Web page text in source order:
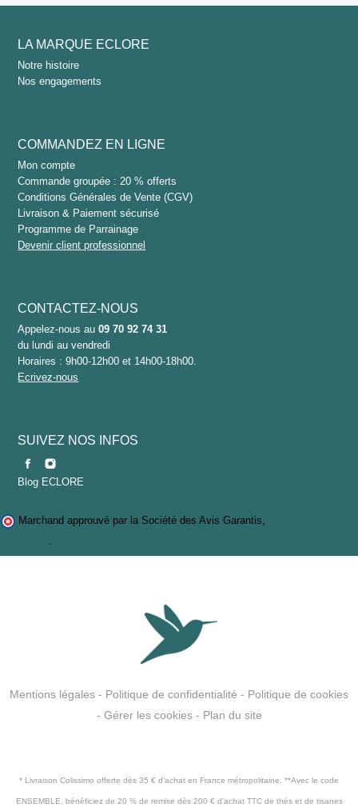
LA MARQUE ECLORE
Notre histoire
Nos engagements
COMMANDEZ EN LIGNE
Mon compte
Commande groupée : 20 % offerts
Conditions Générales de Vente (CGV)
Livraison & Paiement sécurisé
Programme de Parrainage
Devenir client professionnel
CONTACTEZ-NOUS
Appelez-nous au09 70 92 74 31
du lundi au vendredi
Horaires : 9h00-12h00 et 14h00-18h00.
Ecrivez-nous
SUIVEZ NOS INFOS
Blog ECLORE
Marchand approuvé par la Société des Avis Garantis,
.
Mentions légales - Politique de confidentialité - Politique de cookies
- Gérer les cookies- Plan du site
* Livraison Colissimo offerte dès 35 € d’achat en France métropolitaine. **Avec le code
ENSEMBLE, bénéficiez de 20 % de remise dès 200 € d'achat TTC de thés et de tisanes